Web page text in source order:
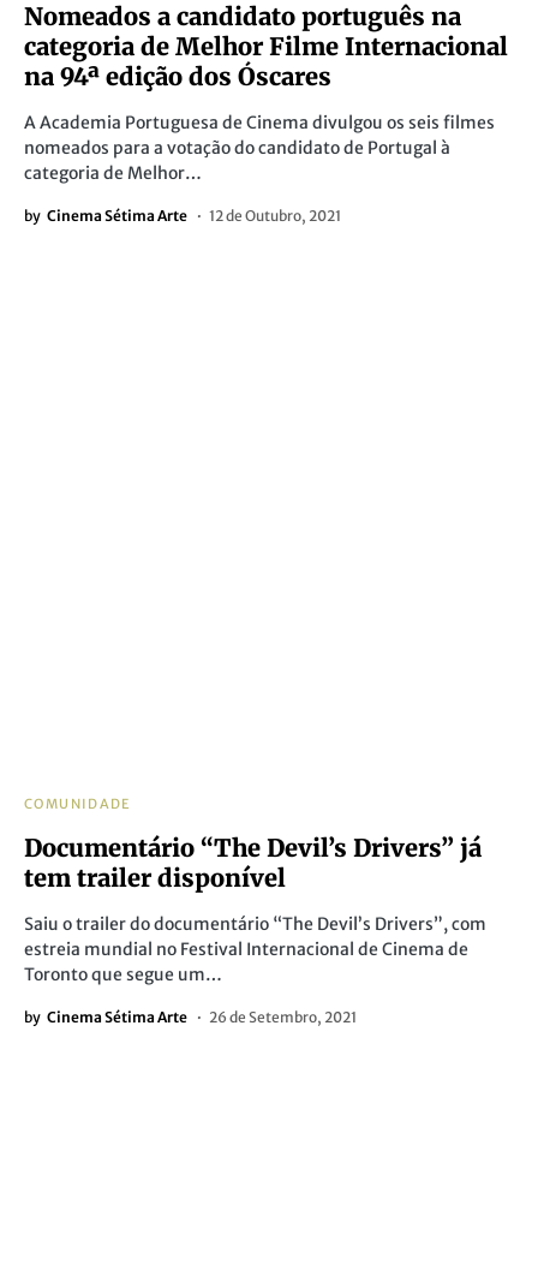
Nomeados a candidato português na
categoria de Melhor Filme Internacional
na 94ª edição dos Óscares
A Academia Portuguesa de Cinema divulgou os seis filmes
nomeados para a votação do candidato de Portugal à
categoria de Melhor…
by Cinema Sétima Arte 12 de Outubro, 2021
COMUNIDADE
Documentário “The Devil’s Drivers” já
tem trailer disponível
Saiu o trailer do documentário “The Devil’s Drivers”, com
estreia mundial no Festival Internacional de Cinema de
Toronto que segue um…
by Cinema Sétima Arte 26 de Setembro, 2021